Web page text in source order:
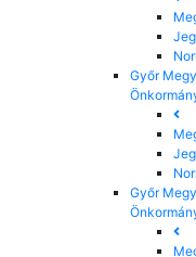
Győr
Győr